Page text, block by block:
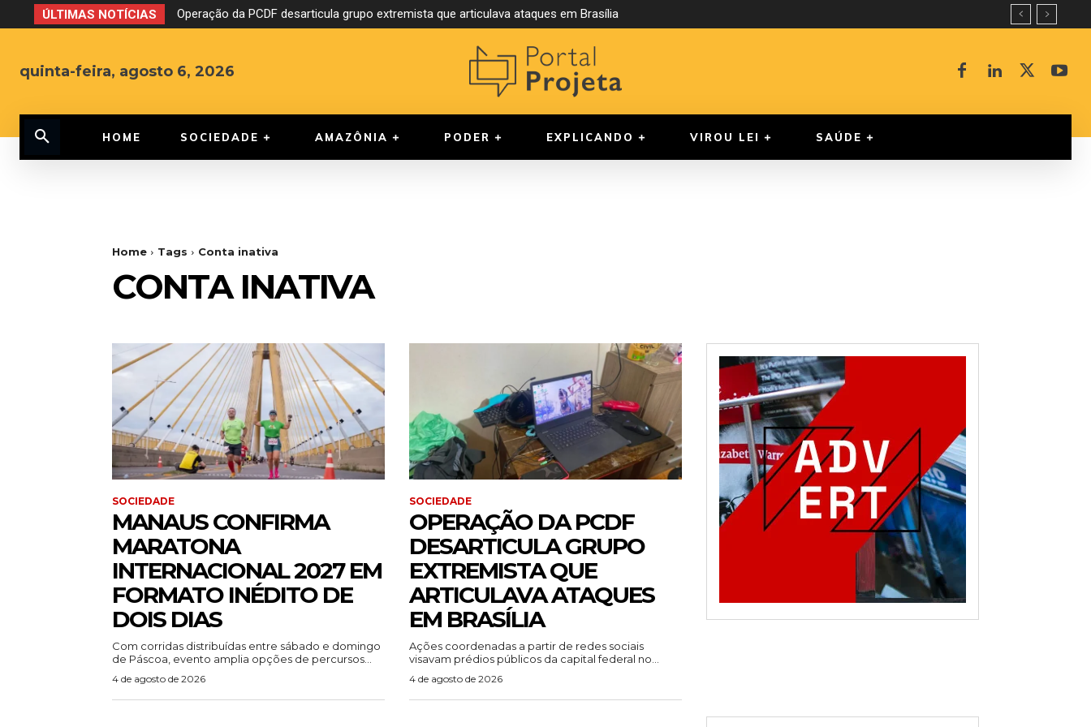
ÚLTIMAS NOTÍCIAS Operação da PCDF desarticula grupo extremista que articulava ataques em Brasília
quinta-feira, agosto 6, 2026
HOME SOCIEDADE AMAZÔNIA PODER EXPLICANDO VIROU LEI SAÚDE
Home Tags Conta inativa
CONTA INATIVA
SOCIEDADE
MANAUS CONFIRMA
MARATONA
INTERNACIONAL 2027 EM
FORMATO INÉDITO DE
DOIS DIAS
Com corridas distribuídas entre sábado e domingo
de Páscoa, evento amplia opções de percursos...
4 de agosto de 2026
SOCIEDADE
OPERAÇÃO DA PCDF
DESARTICULA GRUPO
EXTREMISTA QUE
ARTICULAVA ATAQUES
EM BRASÍLIA
Ações coordenadas a partir de redes sociais
visavam prédios públicos da capital federal no...
4 de agosto de 2026